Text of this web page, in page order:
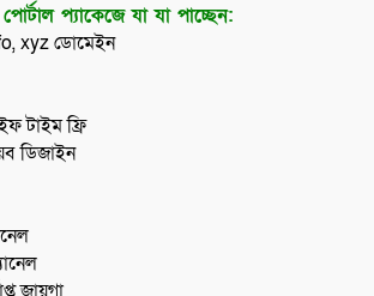
প্যাকেজে যা যা পাচ্ছেন:
xyz ডোমেইন
টাইম ফ্রি
ডিজাইন